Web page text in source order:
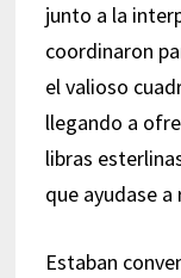
junto a la
coordinaron
el valioso
llegando a
libras
que ayudase a
Estaban